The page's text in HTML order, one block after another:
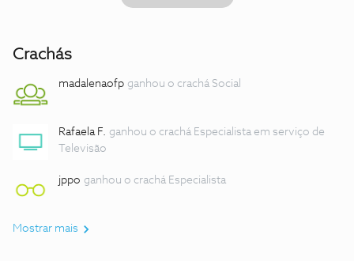
Crachás
madalenaofp ganhou o crachá Social
Rafaela F. ganhou o crachá Especialista em serviço de
Televisão
jppo ganhou o crachá Especialista
Mostrar mais